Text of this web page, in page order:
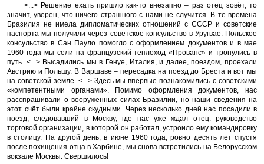
<...> Решение ехать пришло как-то внезапно – раз отец зовёт, то
значит, уверен, что ничего страшного с нами не случится. В те времена
Бразилия не имела дипломатических отношений с СССР и советские
паспорта мы получили через советское консульство в Уругвае. Польское
консульство в Сан Пауло помогло с оформлением документов и в мае
1960 года мы сели на французский теплоход «Прованс» и тронулись в
путь. <...> Высадились мы в Генуе, Италия, и далее, поездом, проехали
Австрию и Польшу. В Варшаве – пересадка на поезд до Бреста и вот мы
на советской земле. <...> Здесь мы впервые познакомились с советскими
«компетентными органами». Помимо оформления документов, нас
расспрашивали о вооружённых силах Бразилии, но наши сведения на
этот счёт были крайне скудными. Через несколько дней нас посадили в
поезд, следовавший в Москву, где нас уже ждал отец: руководство
торговой организации, в которой он работал, устроило ему командировку
в столицу. На другой день, в июне 1960 года, ровно десять лет спустя
после похищения отца в Харбине, мы снова встретились на Белорусском
вокзале Москвы. Свершилось!